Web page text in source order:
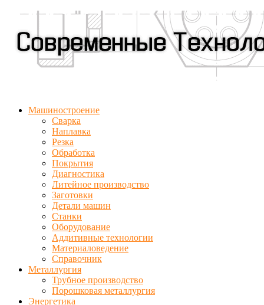
Машиностроение
Сварка
Наплавка
Резка
Обработка
Покрытия
Диагностика
Литейное производство
Заготовки
Детали машин
Станки
Оборудование
Аддитивные технологии
Материаловедение
Справочник
Металлургия
Трубное производство
Порошковая металлургия
Энергетика